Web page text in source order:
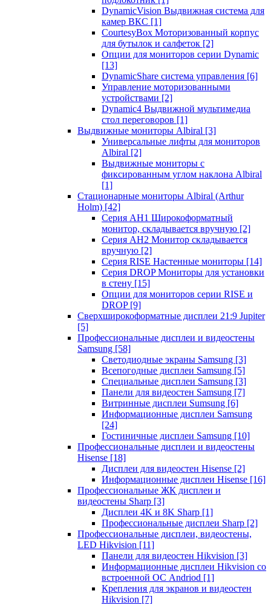
DynamicVision Выдвижная система для
камер ВКС [1]
CourtesyBox Моторизованный корпус
для бутылок и салфеток [2]
Опции для мониторов серии Dynamic
[13]
DynamicShare система управления [6]
Управление моторизованными
устройствами [2]
Dynamic4 Выдвижной мультимедиа
стол переговоров [1]
Выдвижные мониторы Albiral [3]
Универсальные лифты для мониторов
Albiral [2]
Выдвижные мониторы с
фиксированным углом наклона Albiral
[1]
Стационарные мониторы Albiral (Arthur
Holm) [42]
Серия AH1 Широкоформатный
монитор, складывается вручную [2]
Серия AH2 Монитор складывается
вручную [2]
Серия RISE Настенные мониторы [14]
Серия DROP Мониторы для установки
в стену [15]
Опции для мониторов серии RISE и
DROP [9]
Сверхширокоформатные дисплеи 21:9 Jupiter
[5]
Профессиональные дисплеи и видеостены
Samsung [58]
Светодиодные экраны Samsung [3]
Всепогодные дисплеи Samsung [5]
Специальные дисплеи Samsung [3]
Панели для видеостен Samsung [7]
Витринные дисплеи Sumsung [6]
Информационные дисплеи Samsung
[24]
Гостиничные дисплеи Samsung [10]
Профессиональные дисплеи и видеостены
Hisense [18]
Дисплеи для видеостен Hisense [2]
Информационные дисплеи Hisense [16]
Профессиональные ЖК дисплеи и
видеостены Sharp [3]
Дисплеи 4K и 8K Sharp [1]
Профессиональные дисплеи Sharp [2]
Профессиональные дисплеи, видеостены,
LED Hikvision [11]
Панели для видеостен Hikvision [3]
Информационные дисплеи Hikvision со
встроенной ОС Andriod [1]
Крепления для экранов и видеостен
Hikvision [7]